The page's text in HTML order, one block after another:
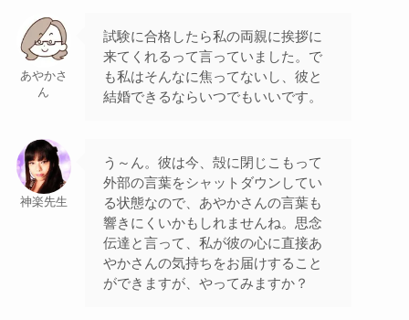
あやかさ
ん
試験に合格したら私の両親に挨拶に
来てくれるって言っていました。で
も私はそんなに焦ってないし、彼と
結婚できるならいつでもいいです。
神楽先生
う～ん。彼は今、殻に閉じこもって
外部の言葉をシャットダウンしてい
る状態なので、あやかさんの言葉も
響きにくいかもしれませんね。思念
伝達と言って、私が彼の心に直接あ
やかさんの気持ちをお届けすること
ができますが、やってみますか？